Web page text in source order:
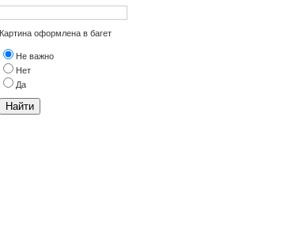
Картина оформлена в багет
Не важно
Нет
Да